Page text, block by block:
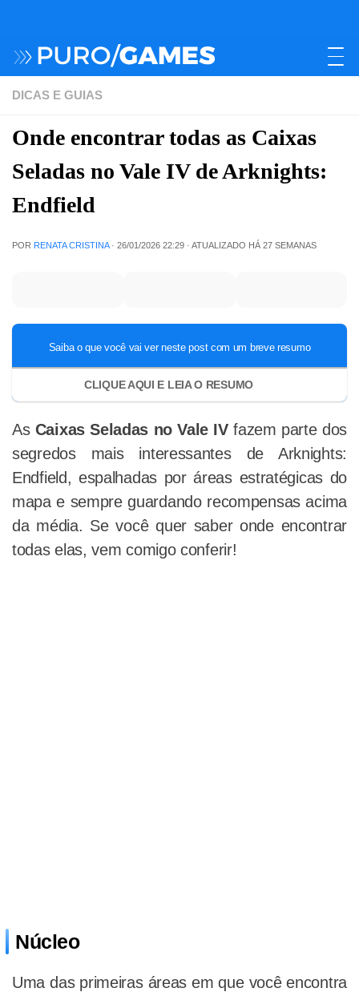
DICAS E GUIAS
Onde encontrar todas as Caixas
Seladas no Vale IV de Arknights:
Endfield
POR RENATA CRISTINA · 26/01/2026 22:29 · ATUALIZADO HÁ 27 SEMANAS
As Caixas Seladas no Vale IVfazem parte dos
segredos mais interessantes de Arknights:
Endfield, espalhadas por áreas estratégicas do
mapa e sempre guardando recompensas acima
da média. Se você quer saber onde encontrar
todas elas, vem comigo conferir!
Núcleo
Uma das primeiras áreas em que você encontra